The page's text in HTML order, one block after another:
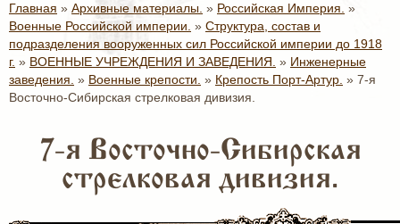
Главная » Архивные материалы. » Российская Империя. »
Военные Российской империи. » Структура, состав и
подразделения вооруженных сил Российской империи до 1918
г. » ВОЕННЫЕ УЧРЕЖДЕНИЯ И ЗАВЕДЕНИЯ. » Инженерные
заведения. » Военные крепости. » Крепость Порт-Артур. » 7-я
Восточно-Сибирская стрелковая дивизия.
7-я Восточно-Сибирская
стрелковая дивизия.